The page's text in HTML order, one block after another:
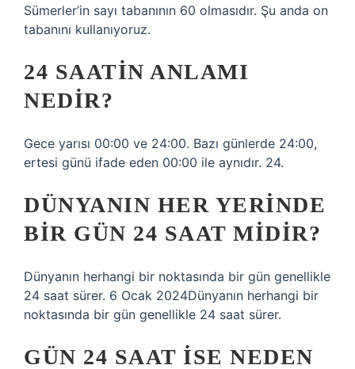
Sümerler’in sayı tabanının 60 olmasıdır. Şu anda on
tabanını kullanıyoruz.
24 SAATIN ANLAMI
NEDIR?
Gece yarısı 00:00 ve 24:00. Bazı günlerde 24:00,
ertesi günü ifade eden 00:00 ile aynıdır. 24.
DÜNYANIN HER YERINDE
BIR GÜN 24 SAAT MIDIR?
Dünyanın herhangi bir noktasında bir gün genellikle
24 saat sürer. 6 Ocak 2024Dünyanın herhangi bir
noktasında bir gün genellikle 24 saat sürer.
GÜN 24 SAAT ISE NEDEN